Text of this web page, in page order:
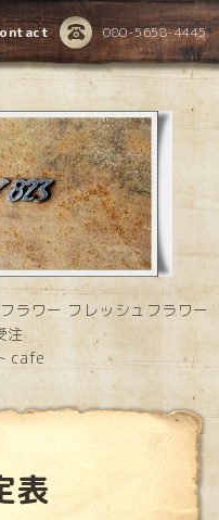
080-5658-4445
ラワー フレッシュフラワー
注
cafe
表